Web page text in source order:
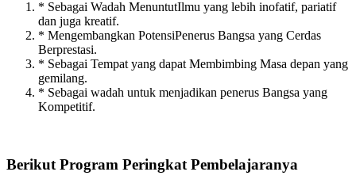
* Sebagai Wadah MenuntutIlmu yang lebih inofatif, pariatif
dan juga kreatif.
* Mengembangkan PotensiPenerus Bangsa yang Cerdas
Berprestasi.
* Sebagai Tempat yang dapat Membimbing Masa depan yang
gemilang.
* Sebagai wadah untuk menjadikan penerus Bangsa yang
Kompetitif.
Berikut Program Peringkat Pembelajaranya